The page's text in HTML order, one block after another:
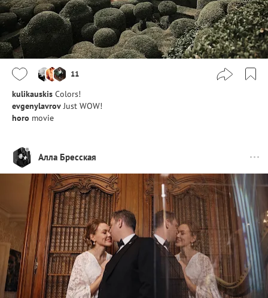
11
kulikauskis Colors!
evgenylavrov Just WOW!
horo movie
Алла Бресская